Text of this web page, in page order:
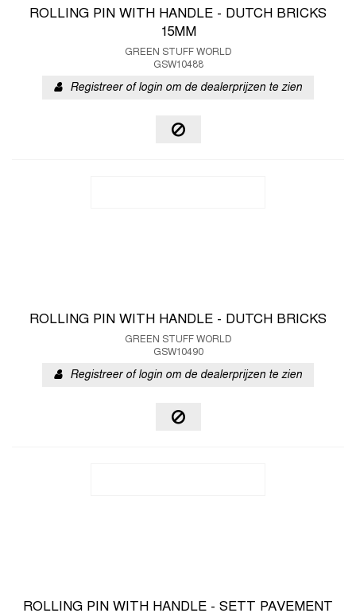
ROLLING PIN WITH HANDLE - DUTCH BRICKS
15MM
GREEN STUFF WORLD
GSW10488
Registreer of login om de dealerprijzen te zien
ROLLING PIN WITH HANDLE - DUTCH BRICKS
GREEN STUFF WORLD
GSW10490
Registreer of login om de dealerprijzen te zien
ROLLING PIN WITH HANDLE - SETT PAVEMENT